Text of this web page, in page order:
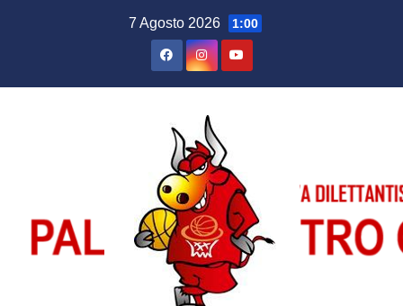
7 Agosto 2026 1:00